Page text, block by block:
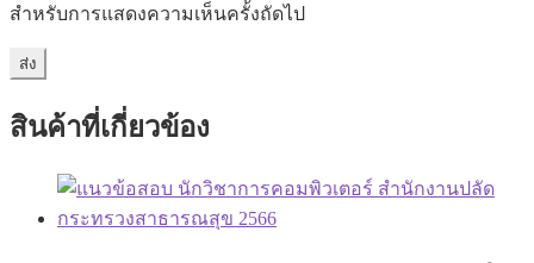
สำหรับการแสดงความเห็นครั้งถัดไป
สินค้าที่เกี่ยวข้อง